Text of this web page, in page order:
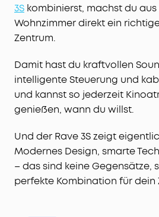
3S kombinierst, machst du
Wohnzimmer direkt ein
Zentrum.
Damit hast du kraftvollen
intelligente Steuerung und
und kannst so jederzeit
genießen, wann du willst.
Und der Rave 3S zeigt
Modernes Design, smarte
– das sind keine Gegensätze,
perfekte Kombination für dein